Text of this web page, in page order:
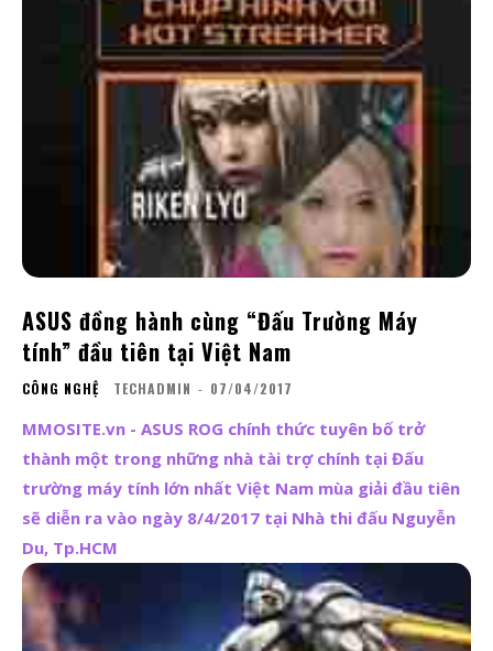
ASUS đồng hành cùng “Đấu Trường Máy
tính” đầu tiên tại Việt Nam
CÔNG NGHỆ TECHADMIN - 07/04/2017
MMOSITE.vn - ASUS ROG chính thức tuyên bố trở
thành một trong những nhà tài trợ chính tại Đấu
trường máy tính lớn nhất Việt Nam mùa giải đầu tiên
sẽ diễn ra vào ngày 8/4/2017 tại Nhà thi đấu Nguyễn
Du, Tp.HCM